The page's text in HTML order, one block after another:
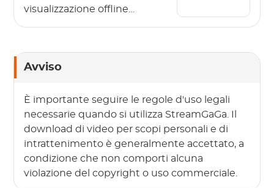
visualizzazione offline
Avviso
È importante seguire le regole d'uso legali
necessarie quando si utilizza StreamGaGa. Il
download di video per scopi personali e di
intrattenimento è generalmente accettato, a
condizione che non comporti alcuna
violazione del copyright o uso commerciale.